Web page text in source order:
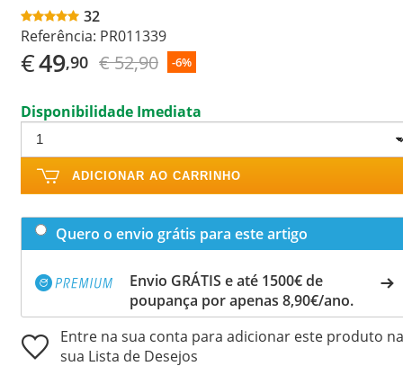
32
Referência: PR011339
€49,90 € 52,90 -6%
Disponibilidade Imediata
ADICIONAR AO CARRINHO
Quero o envio grátis para este artigo
Envio GRÁTIS e até 1500€ de
poupança por apenas 8,90€/ano.
Entre na sua conta para adicionar este produto na
sua Lista de Desejos